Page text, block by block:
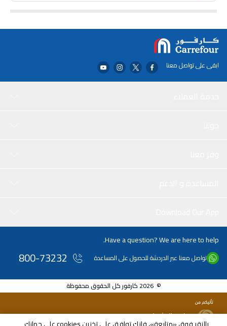
ابقى على تواصل معنا
Have a question? We are here to help.
تواصل معنا عبر الدردشة للحصول على المساعدة 800-73232
© 2026 كارفور كل الحقوق محفوظة